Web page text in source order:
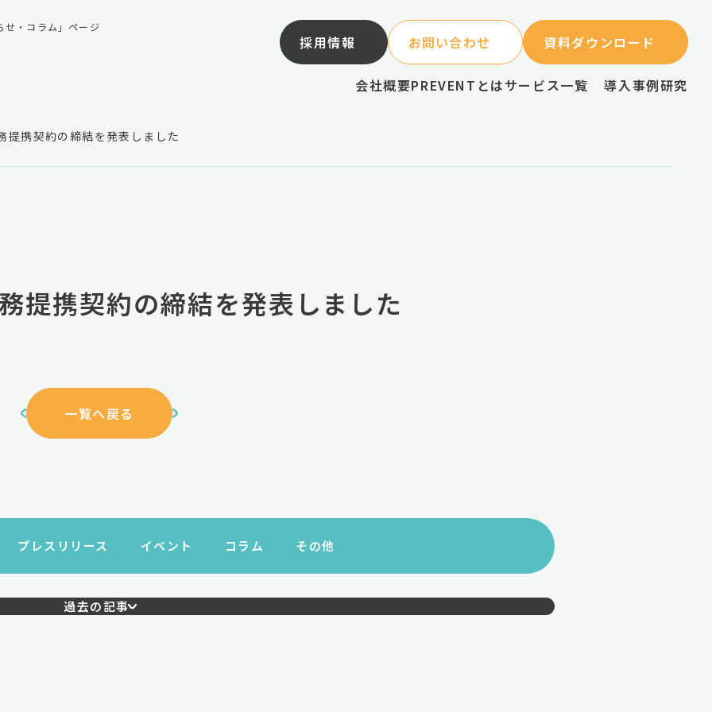
せ・コラム」ページ
採用情報 お問い合わせ 資料ダウンロード
会社概要PREVENTとはサービス一覧 導入事例研究
携契約の締結を発表しました
提携契約の締結を発表しました
一覧へ戻る
プレスリリース イベント コラム その他
過去の記事